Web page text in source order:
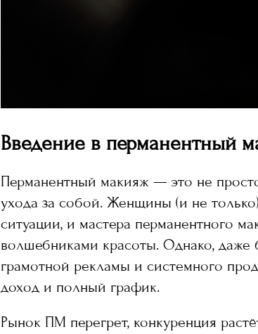
Введение в перманентный
Перманентный макияж — это не
ухода за собой. Женщины (и не
ситуации, и мастера перманентного
волшебниками красоты. Однако, даже
грамотной рекламы и системного
доход и полный график.
Рынок ПМ перегрет, конкуренция